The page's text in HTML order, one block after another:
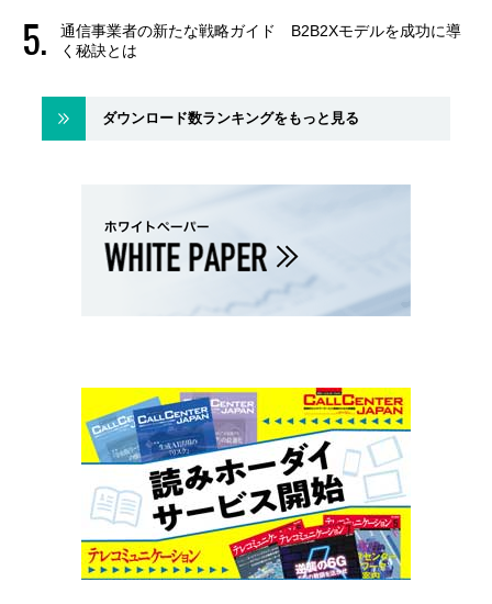
通信事業者の新たな戦略ガイド B2B2Xモデルを成功に導
く秘訣とは
ダウンロード数ランキングをもっと見る